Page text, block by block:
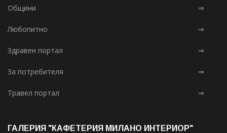
Общини ⇒
Любопитно ⇒
Здравен портал ⇒
За потребителя ⇒
Травел портал ⇒
ГАЛЕРИЯ "КАФЕТЕРИЯ МИЛАНО ИНТЕРИОР"